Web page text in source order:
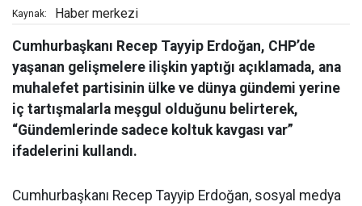
Kaynak: Haber merkezi
Cumhurbaşkanı Recep Tayyip Erdoğan, CHP’de
yaşanan gelişmelere ilişkin yaptığı açıklamada, ana
muhalefet partisinin ülke ve dünya gündemi yerine
iç tartışmalarla meşgul olduğunu belirterek,
“Gündemlerinde sadece koltuk kavgası var”
ifadelerini kullandı.
Cumhurbaşkanı Recep Tayyip Erdoğan, sosyal medya